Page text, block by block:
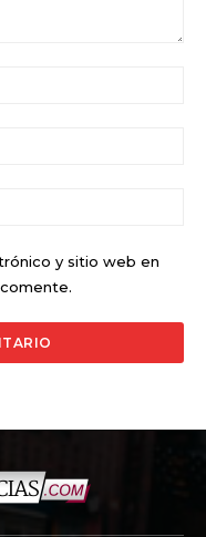
y sitio web en